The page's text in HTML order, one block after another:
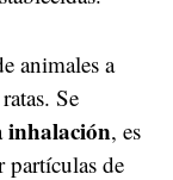
animales a
Se
inhalación, es
partículas de